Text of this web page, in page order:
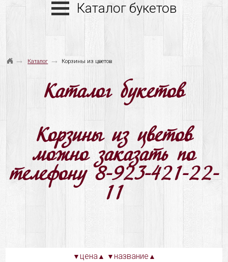
Каталог букетов
→ Каталог → Корзины из цветов
Каталог букетов
Корзины из цветов
можно заказать по
телефону 8-923-421-22-
11
▼ цена ▲ ▼ название ▲